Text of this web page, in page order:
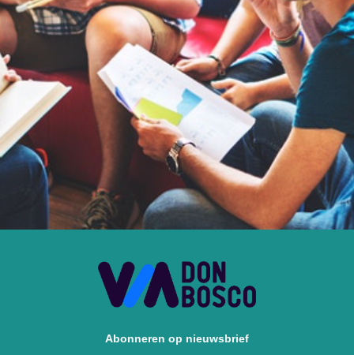
Abonneren op nieuwsbrief